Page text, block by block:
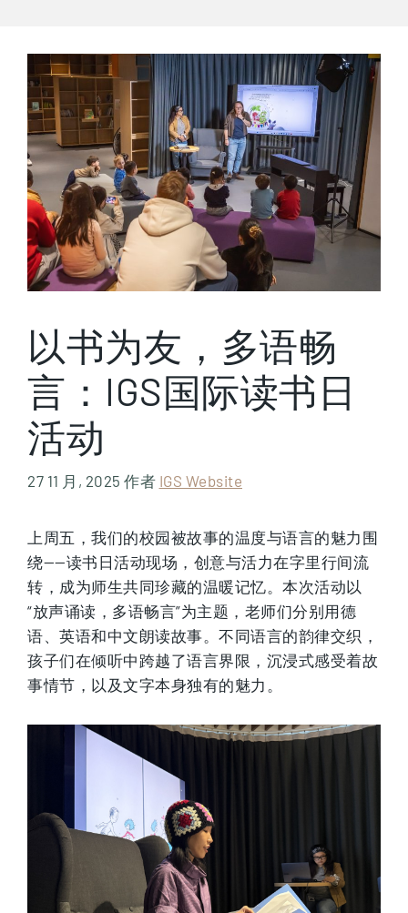
以书为友，多语畅
言：IGS国际读书日
活动
27 11 月, 2025 作者 IGS Website
上周五，我们的校园被故事的温度与语言的魅力围
绕——读书日活动现场，创意与活力在字里行间流
转，成为师生共同珍藏的温暖记忆。本次活动以
“放声诵读，多语畅言”为主题，老师们分别用德
语、英语和中文朗读故事。不同语言的韵律交织，
孩子们在倾听中跨越了语言界限，沉浸式感受着故
事情节，以及文字本身独有的魅力。